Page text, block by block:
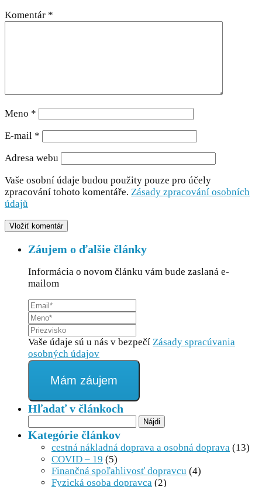
Komentár *
Meno *
E-mail *
Adresa webu
Vaše osobní údaje budou použity pouze pro účely
zpracování tohoto komentáře. Zásady zpracování osobních
údajů
Záujem o ďalšie články
Informácia o novom článku vám bude zaslaná e-
mailom
Vaše údaje sú u nás v bezpečí Zásady spracúvania
osobných údajov
Mám záujem
Hľadať v článkoch
Kategórie článkov
cestná nákladná doprava a osobná doprava (13)
COVID – 19 (5)
Finančná spoľahlivosť dopravcu (4)
Fyzická osoba dopravca (2)